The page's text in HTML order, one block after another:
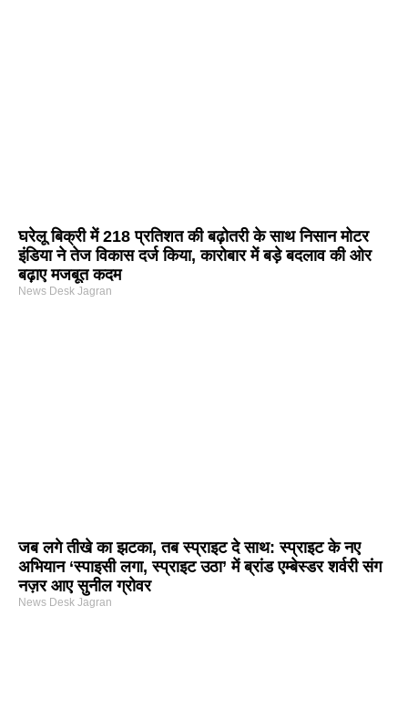
घरेलू बिक्री में 218 प्रतिशत की बढ़ोतरी के साथ निसान मोटर
इंडिया ने तेज विकास दर्ज किया, कारोबार में बड़े बदलाव की ओर
बढ़ाए मजबूत कदम
News Desk Jagran
जब लगे तीखे का झटका, तब स्प्राइट दे साथ: स्प्राइट के नए
अभियान ‘स्पाइसी लगा, स्प्राइट उठा’ में ब्रांड एम्बेस्डर शर्वरी संग
नज़र आए सुनील ग्रोवर
News Desk Jagran